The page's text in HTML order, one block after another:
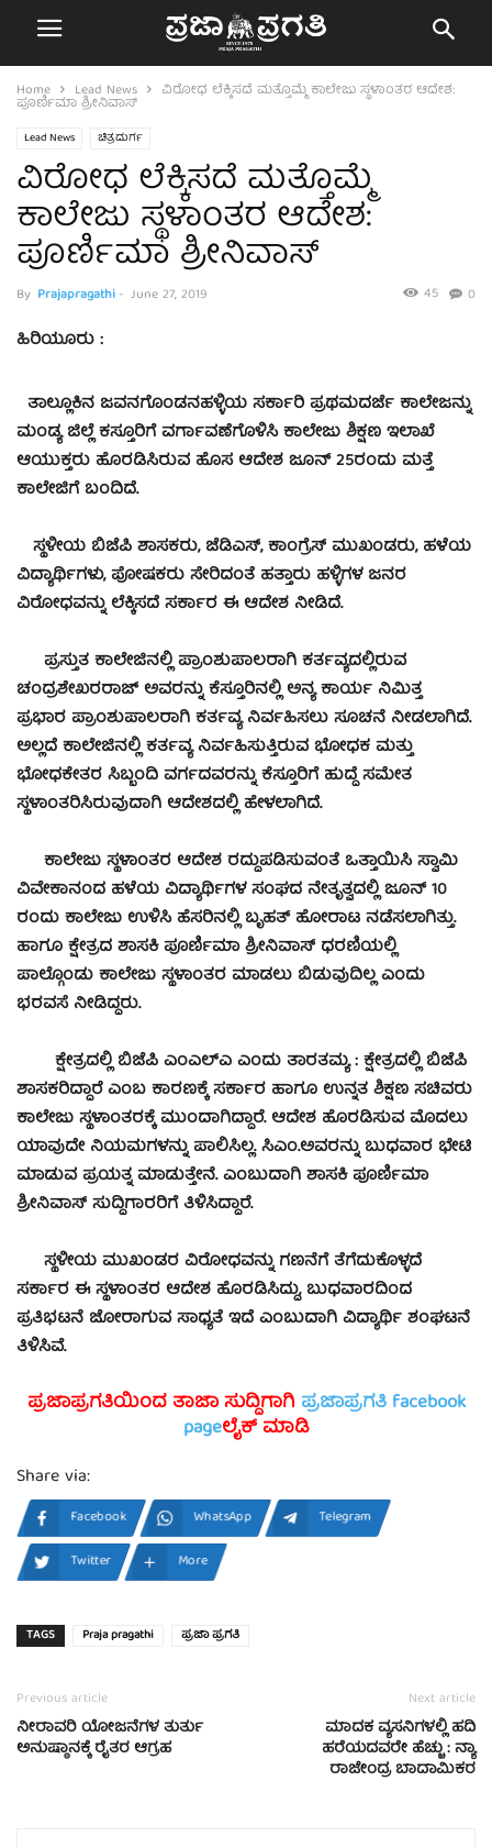
Home Lead News ವಿರೋಧ ಲೆಕ್ಕಿಸದೆ ಮತ್ತೊಮ್ಮೆ ಕಾಲೇಜು ಸ್ಥಳಾಂತರ ಆದೇಶ:
ಪೂರ್ಣಿಮಾ ಶ್ರೀನಿವಾಸ್
Lead News ಚಿತ್ರದುರ್ಗ
ವಿರೋಧ ಲೆಕ್ಕಿಸದೆ ಮತ್ತೊಮ್ಮೆ
ಕಾಲೇಜು ಸ್ಥಳಾಂತರ ಆದೇಶ:
ಪೂರ್ಣಿಮಾ ಶ್ರೀನಿವಾಸ್
By Prajapragathi- June 27, 2019 0
45
ಹಿರಿಯೂರು :
ತಾಲ್ಲೂಕಿನ ಜವನಗೊಂಡನಹಳ್ಳಿಯ ಸರ್ಕಾರಿ ಪ್ರಥಮದರ್ಜೆ ಕಾಲೇಜನ್ನು
ಮಂಡ್ಯ ಜಿಲ್ಲೆ ಕಸ್ತೂರಿಗೆ ವರ್ಗಾವಣೆಗೊಳಿಸಿ ಕಾಲೇಜು ಶಿಕ್ಷಣ ಇಲಾಖೆ
ಆಯುಕ್ತರು ಹೊರಡಿಸಿರುವ ಹೊಸ ಆದೇಶ ಜೂನ್ 25ರಂದು ಮತ್ತೆ
ಕಾಲೇಜಿಗೆ ಬಂದಿದೆ.
ಸ್ಥಳೀಯ ಬಿಜೆಪಿ ಶಾಸಕರು, ಜೆಡಿಎಸ್, ಕಾಂಗ್ರೆಸ್ ಮುಖಂಡರು, ಹಳೆಯ
ವಿದ್ಯಾರ್ಥಿಗಳು, ಪೋಷಕರು ಸೇರಿದಂತೆ ಹತ್ತಾರು ಹಳ್ಳಿಗಳ ಜನರ
ವಿರೋಧವನ್ನು ಲೆಕ್ಕಿಸದೆ ಸರ್ಕಾರ ಈ ಆದೇಶ ನೀಡಿದೆ.
ಪ್ರಸ್ತುತ ಕಾಲೇಜಿನಲ್ಲಿ ಪ್ರಾಂಶುಪಾಲರಾಗಿ ಕರ್ತವ್ಯದಲ್ಲಿರುವ
ಚಂದ್ರಶೇಖರರಾಜ್ ಅವರನ್ನು ಕೆಸ್ತೂರಿನಲ್ಲಿ ಅನ್ಯ ಕಾರ್ಯ ನಿಮಿತ್ತ
ಪ್ರಭಾರ ಪ್ರಾಂಶುಪಾಲರಾಗಿ ಕರ್ತವ್ಯ ನಿರ್ವಹಿಸಲು ಸೂಚನೆ ನೀಡಲಾಗಿದೆ.
ಅಲ್ಲದೆ ಕಾಲೇಜಿನಲ್ಲಿ ಕರ್ತವ್ಯ ನಿರ್ವಹಿಸುತ್ತಿರುವ ಭೋಧಕ ಮತ್ತು
ಭೋಧಕೇತರ ಸಿಬ್ಬಂದಿ ವರ್ಗದವರನ್ನು ಕೆಸ್ತೂರಿಗೆ ಹುದ್ದೆ ಸಮೇತ
ಸ್ಥಳಾಂತರಿಸಿರುವುದಾಗಿ ಆದೇಶದಲ್ಲಿ ಹೇಳಲಾಗಿದೆ.
ಕಾಲೇಜು ಸ್ಥಳಾಂತರ ಆದೇಶ ರದ್ದುಪಡಿಸುವಂತೆ ಒತ್ತಾಯಿಸಿ ಸ್ವಾಮಿ
ವಿವೇಕಾನಂದ ಹಳೆಯ ವಿದ್ಯಾರ್ಥಿಗಳ ಸಂಘದ ನೇತೃತ್ವದಲ್ಲಿ ಜೂನ್ 10
ರಂದು ಕಾಲೇಜು ಉಳಿಸಿ ಹೆಸರಿನಲ್ಲಿ ಬೃಹತ್ ಹೋರಾಟ ನಡೆಸಲಾಗಿತ್ತು.
ಹಾಗೂ ಕ್ಷೇತ್ರದ ಶಾಸಕಿ ಪೂರ್ಣಿಮಾ ಶ್ರೀನಿವಾಸ್ ಧರಣಿಯಲ್ಲಿ
ಪಾಲ್ಗೊಂಡು ಕಾಲೇಜು ಸ್ಥಳಾಂತರ ಮಾಡಲು ಬಿಡುವುದಿಲ್ಲ ಎಂದು
ಭರವಸೆ ನೀಡಿದ್ದರು.
ಕ್ಷೇತ್ರದಲ್ಲಿ ಬಿಜೆಪಿ ಎಂಎಲ್‍ಎ ಎಂದು ತಾರತಮ್ಯ : ಕ್ಷೇತ್ರದಲ್ಲಿ ಬಿಜೆಪಿ
ಶಾಸಕರಿದ್ದಾರೆ ಎಂಬ ಕಾರಣಕ್ಕೆ ಸರ್ಕಾರ ಹಾಗೂ ಉನ್ನತ ಶಿಕ್ಷಣ ಸಚಿವರು
ಕಾಲೇಜು ಸ್ಥಳಾಂತರಕ್ಕೆ ಮುಂದಾಗಿದ್ದಾರೆ. ಆದೇಶ ಹೊರಡಿಸುವ ಮೊದಲು
ಯಾವುದೇ ನಿಯಮಗಳನ್ನು ಪಾಲಿಸಿಲ್ಲ. ಸಿಎಂ.ಅವರನ್ನು ಬುಧವಾರ ಭೇಟಿ
ಮಾಡುವ ಪ್ರಯತ್ನ ಮಾಡುತ್ತೇನೆ. ಎಂಬುದಾಗಿ ಶಾಸಕಿ ಪೂರ್ಣಿಮಾ
ಶ್ರೀನಿವಾಸ್ ಸುದ್ದಿಗಾರರಿಗೆ ತಿಳಿಸಿದ್ದಾರೆ.
ಸ್ಥಳೀಯ ಮುಖಂಡರ ವಿರೋಧವನ್ನು ಗಣನೆಗೆ ತೆಗೆದುಕೊಳ್ಳದೆ
ಸರ್ಕಾರ ಈ ಸ್ಥಳಾಂತರ ಆದೇಶ ಹೊರಡಿಸಿದ್ದು, ಬುಧವಾರದಿಂದ
ಪ್ರತಿಭಟನೆ ಜೋರಾಗುವ ಸಾಧ್ಯತೆ ಇದೆ ಎಂಬುದಾಗಿ ವಿದ್ಯಾರ್ಥಿ ಶಂಘಟನೆ
ತಿಳಿಸಿವೆ.
ಪ್ರಜಾಪ್ರಗತಿಯಿಂದ ತಾಜಾ ಸುದ್ದಿಗಾಗಿ ಪ್ರಜಾಪ್ರಗತಿ facebook
pageಲೈಕ್ ಮಾಡಿ
Share via:
Facebook WhatsApp
Telegram
Twitter
More
TAGS Praja pragathi ಪ್ರಜಾ ಪ್ರಗತಿ
Previous article
ನೀರಾವರಿ ಯೋಜನೆಗಳ ತುರ್ತು
ಅನುಷ್ಠಾನಕ್ಕೆ ರೈತರ ಆಗ್ರಹ
Next article
ಮಾದಕ ವ್ಯಸನಿಗಳಲ್ಲಿ ಹದಿ
ಹರೆಯದವರೇ ಹೆಚ್ಚು : ನ್ಯಾ
ರಾಜೇಂದ್ರ ಬಾದಾಮಿಕರ